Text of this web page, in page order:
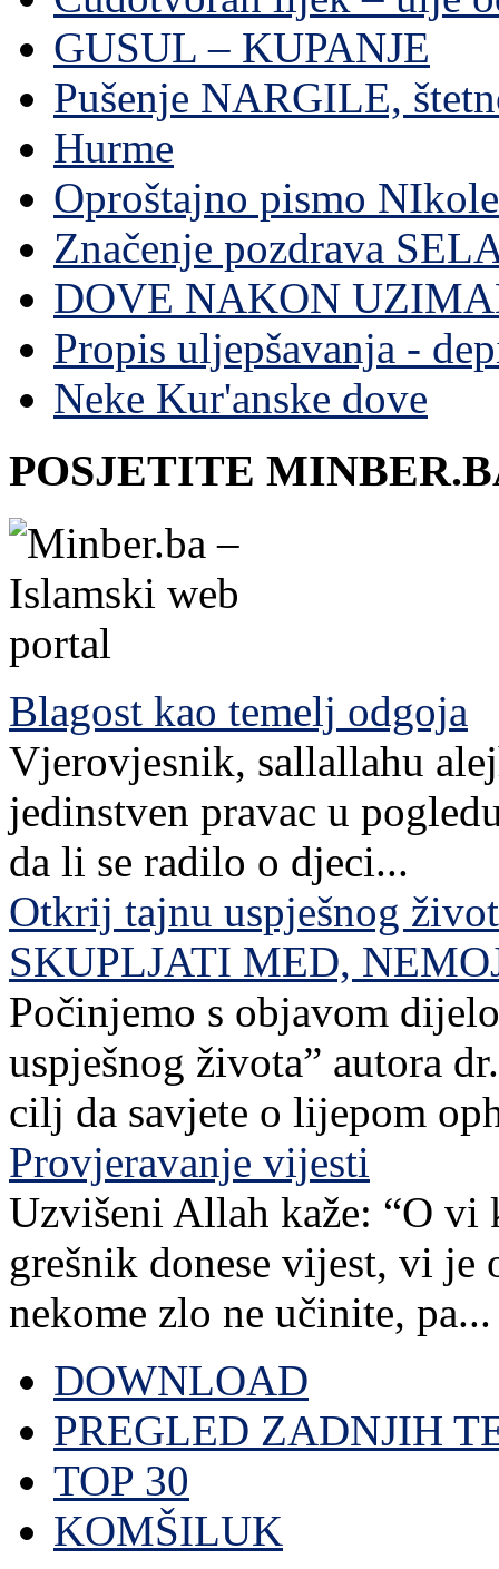
GUSUL – KUPANJE
Pušenje NARGILE,
Hurme
Oproštajno pismo
Značenje pozdrava
DOVE NAKON
Propis uljepšavanja -
Neke Kur'anske dove
POSJETITE
Blagost kao temelj odgoja
Vjerovjesnik, sallallahu
jedinstven pravac u
da li se radilo o djeci...
Otkrij tajnu uspješnog
SKUPLJATI MED,
Počinjemo s objavom
uspješnog života” autora
cilj da savjete o lijepom
Provjeravanje vijesti
Uzvišeni Allah kaže: “O
grešnik donese vijest, vi je
nekome zlo ne učinite, pa...
DOWNLOAD
PREGLED ZADNJIH
TOP 30
KOMŠILUK